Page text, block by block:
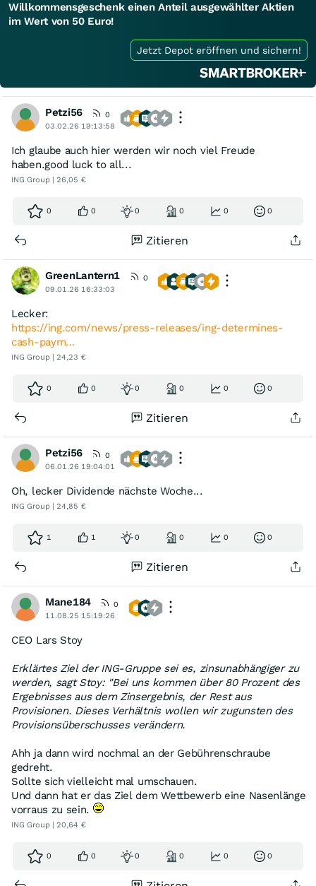
Willkommensgeschenk einen Anteil ausgewählter Aktien
im Wert von 50 Euro!
Jetzt Depot eröffnen und sichern!
Petzi56
0
03.02.26 19:13:58
Ich glaube auch hier werden wir noch viel Freude
haben.good luck to all...
ING Group | 26,05 €
0 0 0 0 0 0
Zitieren
GreenLantern1
0
09.01.26 16:33:03
Lecker:
https://ing.com/news/press-releases/ing-determines-
cash-paym…
ING Group | 24,23 €
0 0 0 0 0 0
Zitieren
Petzi56
0
06.01.26 19:04:01
Oh, lecker Dividende nächste Woche...
ING Group | 24,85 €
1 1 0 0 0 0
Zitieren
Mane184
0
11.08.25 15:19:26
CEO Lars Stoy
Erklärtes Ziel der ING-Gruppe sei es, zinsunabhängiger zu
werden, sagt Stoy: "Bei uns kommen über 80 Prozent des
Ergebnisses aus dem Zinsergebnis, der Rest aus
Provisionen. Dieses Verhältnis wollen wir zugunsten des
Provisionsüberschusses verändern.
Ahh ja dann wird nochmal an der Gebührenschraube
gedreht.
Sollte sich vielleicht mal umschauen.
Und dann hat er das Ziel dem Wettbewerb eine Nasenlänge
vorraus zu sein.
ING Group | 20,64 €
0 0 0 0 0 0